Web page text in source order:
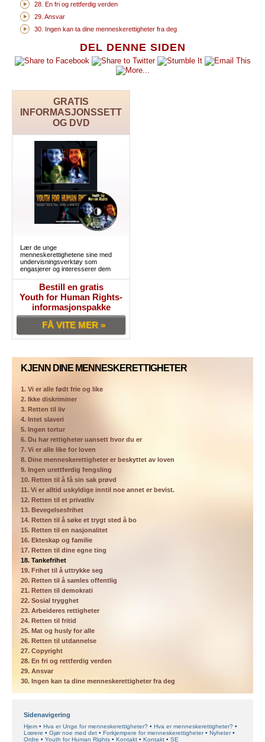
DEL DENNE SIDEN
GRATIS
INFORMASJONSSETT
OG DVD
Lær de unge
menneskerettighetene sine med
undervisningsverktøy som
engasjerer og interesserer dem
Bestill en gratis
Youth for Human Rights-
informasjonspakke
FÅ VITE MER »
KJENN DINE MENNESKERETTIGHETER
1. Vi er alle født frie og like
2. Ikke diskriminer
3. Retten til liv
4. Intet slaveri
5. Ingen tortur
6. Du har rettigheter uansett hvor du er
7. Vi er alle like for loven
8. Dine menneskerettigheter er beskyttet av loven
9. Ingen urettferdig fengsling
10. Retten til å få sin sak prøvd
11. Vi er alltid uskyldige inntil noe annet er bevist.
12. Retten til et privatliv
13. Bevegelsesfrihet
14. Retten til å søke et trygt sted å bo
15. Retten til en nasjonalitet
16. Ekteskap og familie
17. Retten til dine egne ting
18. Tankefrihet
19. Frihet til å uttrykke seg
20. Retten til å samles offentlig
21. Retten til demokrati
22. Sosial trygghet
23. Arbeideres rettigheter
24. Retten til fritid
25. Mat og husly for alle
26. Retten til utdannelse
27. Copyright
28. En fri og rettferdig verden
29. Ansvar
30. Ingen kan ta dine menneskerettigheter fra deg
28. En fri og rettferdig verden
29. Ansvar
30. Ingen kan ta dine menneskerettigheter fra deg
Sidenavigering
Hjem Hva er Unge for menneskerettigheter?
Hva er menneskerettigheter?
Lœrere
Gjør noe med det Forkjempere for menneskerettigheter
Nyheter
Ordre
Youth for Human Rights Kontakt Kontakt SE